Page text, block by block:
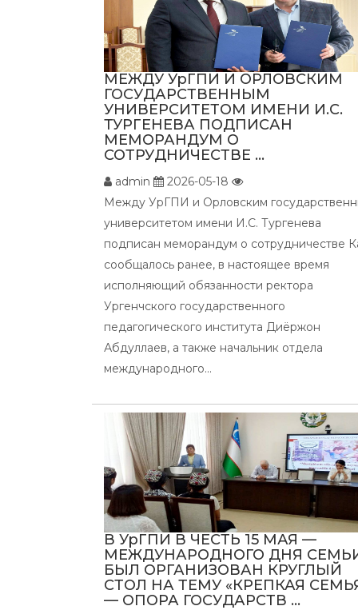
МЕЖДУ УрГПИ И ОРЛОВСКИМ
ГОСУДАРСТВЕННЫМ
УНИВЕРСИТЕТОМ ИМЕНИ И.С.
ТУРГЕНЕВА ПОДПИСАН
МЕМОРАНДУМ О
СОТРУДНИЧЕСТВЕ ...
admin
2026-05-18
Между УрГПИ и Орловским
университетом имени И.С. Тургенева
подписан меморандум о сотрудничестве
сообщалось ранее, в настоящее время
исполняющий обязанности ректора
Ургенчского государственного
педагогического института Диёржон
Абдуллаев, а также начальник отдела
международного...
В УрГПИ В ЧЕСТЬ 15 МАЯ —
МЕЖДУНАРОДНОГО ДНЯ
БЫЛ ОРГАНИЗОВАН КРУГЛЫЙ
СТОЛ НА ТЕМУ «КРЕПКАЯ
— ОПОРА ГОСУДАРСТВ ...